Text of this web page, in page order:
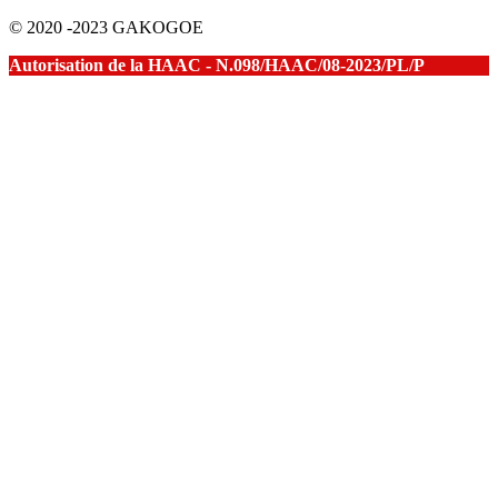
© 2020 -2023 GAKOGOE
Autorisation de la HAAC - N.098/HAAC/08-2023/PL/P